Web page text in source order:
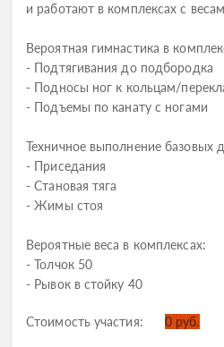
и работают в комплексах с
Вероятная гимнастика в
- Подтягивания до подбородка
- Подносы ног к кольцам/
- Подъемы по канату c ногами
Техничное выполнение базовых
- Приседания
- Становая тяга
- Жимы стоя
Вероятные веса в комплексах:
- Толчок 50
- Рывок в стойку 40
Стоимость участия: 0 руб.